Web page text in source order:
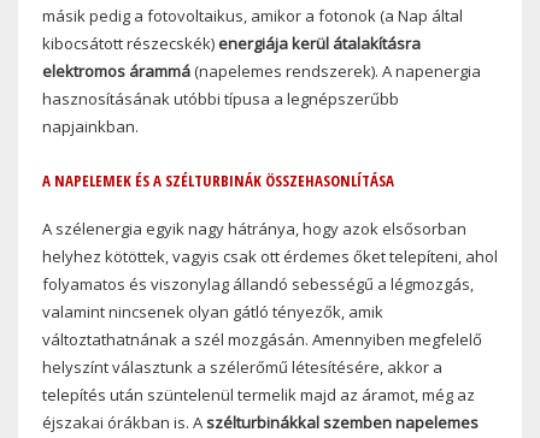
másik pedig a fotovoltaikus, amikor a fotonok (a Nap által
kibocsátott részecskék) energiája kerül átalakításra
elektromos árammá(napelemes rendszerek). A napenergia
hasznosításának utóbbi típusa a legnépszerűbb
napjainkban.
A NAPELEMEK ÉS A SZÉLTURBINÁK ÖSSZEHASONLÍTÁSA
A szélenergia egyik nagy hátránya, hogy azok elsősorban
helyhez kötöttek, vagyis csak ott érdemes őket telepíteni, ahol
folyamatos és viszonylag állandó sebességű a légmozgás,
valamint nincsenek olyan gátló tényezők, amik
változtathatnának a szél mozgásán. Amennyiben megfelelő
helyszínt választunk a szélerőmű létesítésére, akkor a
telepítés után szüntelenül termelik majd az áramot, még az
éjszakai órákban is. Aszélturbinákkal szemben napelemes